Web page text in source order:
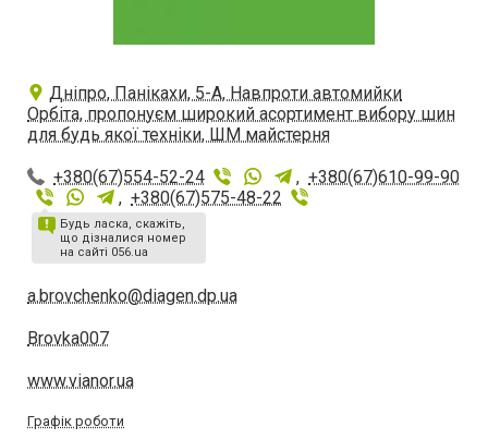
Дніпро, Панікахи, 5-А, Навпроти автомийки
Орбіта, пропонуєм широкий асортимент вибору шин
для будь якої техніки, ШМ майстерня
+380(67)554-52-24 , +380(67)610-99-90
, +380(67)575-48-22
Будь ласка, скажіть,
що дізналися номер
на сайті 056.ua
a.brovchenko@diagen.dp.ua
Brovka007
www.vianor.ua
Графік роботи